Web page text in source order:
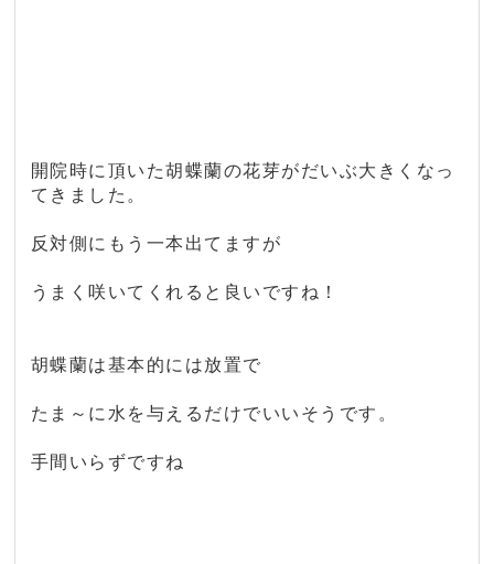
開院時に頂いた胡蝶蘭の花芽がだいぶ大きくなっ
てきました。
反対側にもう一本出てますが
うまく咲いてくれると良いですね！
胡蝶蘭は基本的には放置で
たま～に水を与えるだけでいいそうです。
手間いらずですね